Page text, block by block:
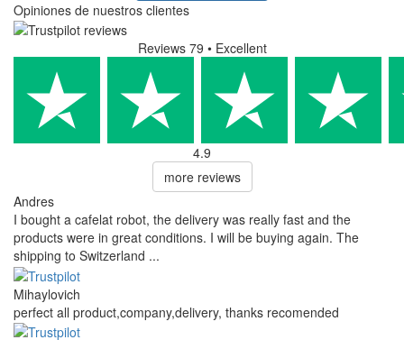
Opiniones de nuestros clientes
Reviews 79 • Excellent
4.9
more reviews
Andres
I bought a cafelat robot, the delivery was really fast and the
products were in great conditions. I will be buying again. The
shipping to Switzerland ...
Mihaylovich
perfect all product,company,delivery, thanks recomended